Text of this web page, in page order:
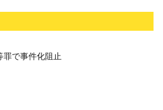
偽造文書行使
遺棄
使
係，従業員逮捕，予防法務等）
罪で事件化阻止